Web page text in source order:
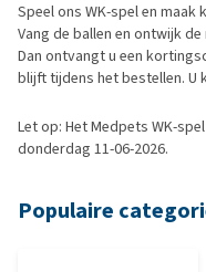
Speel ons WK-spel en
Vang de ballen en ontwijk
Dan ontvangt u een
blijft tijdens het bestellen. U
Let op: Het Medpets WK-
donderdag 11-06-2026.
Populaire